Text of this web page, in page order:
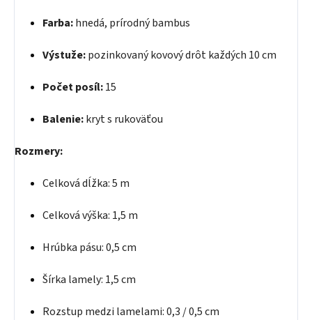
Farba:hnedá, prírodný bambus
Výstuže:pozinkovaný kovový drôt každých 10 cm
Počet posíl:15
Balenie:kryt s rukoväťou
Rozmery:
Celková dĺžka: 5 m
Celková výška: 1,5 m
Hrúbka pásu: 0,5 cm
Šírka lamely: 1,5 cm
Rozstup medzi lamelami: 0,3 / 0,5 cm